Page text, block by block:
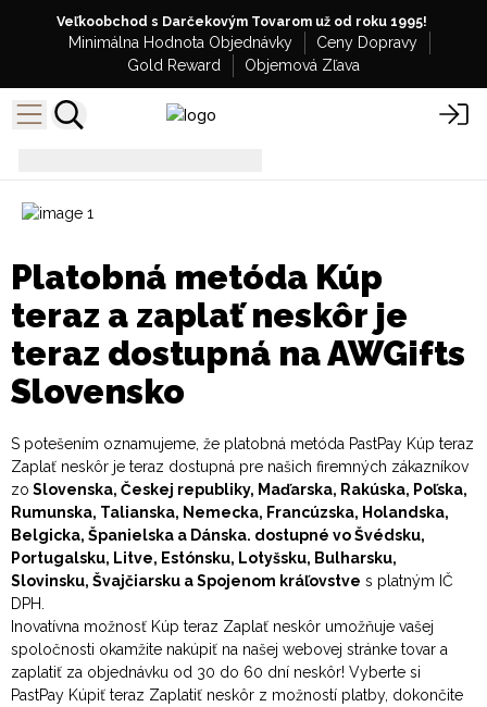
Veľkoobchod s Darčekovým Tovarom už od roku 1995!
Minimálna Hodnota Objednávky
Ceny Dopravy
Gold Reward
Objemová Zľava
Platobná metóda Kúp
teraz a zaplať neskôr je
teraz dostupná na AWGifts
Slovensko
S potešením oznamujeme, že platobná metóda PastPay Kúp teraz
Zaplať neskôr je teraz dostupná pre našich firemných zákazníkov
zo Slovenska, Českej republiky, Maďarska, Rakúska, Poľska,
Rumunska, Talianska, Nemecka, Francúzska, Holandska,
Belgicka, Španielska a Dánska. dostupné vo Švédsku,
Portugalsku, Litve, Estónsku, Lotyšsku, Bulharsku,
Slovinsku, Švajčiarsku a Spojenom kráľovstve s platným IČ
DPH.
Inovatívna možnosť Kúp teraz Zaplať neskôr umožňuje vašej
spoločnosti okamžite nakúpiť na našej webovej stránke tovar a
zaplatiť za objednávku od 30 do 60 dní neskôr! Vyberte si
PastPay Kúpiť teraz Zaplatiť neskôr z možností platby, dokončite